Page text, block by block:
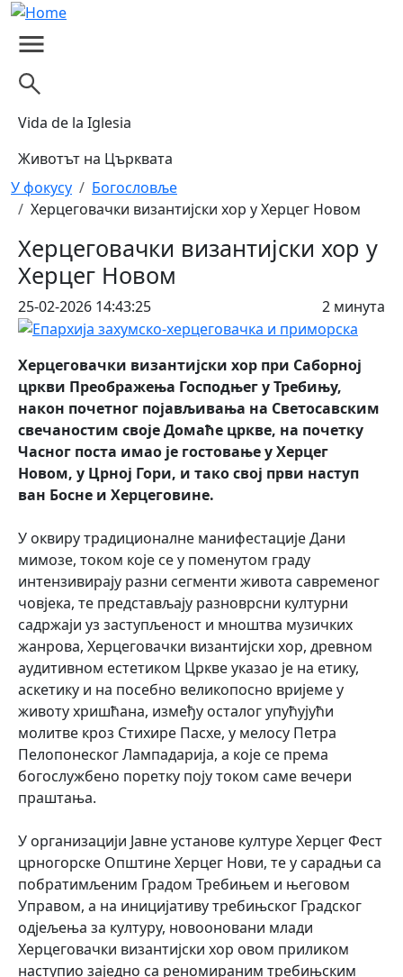
Skip to main content
Vida de la Iglesia
Животът на Църквата
Breadcrumb
У фокусу
Богословље
Херцеговачки византијски хор у Херцег Новом
Херцеговачки византијски хор у
Херцег Новом
25-02-2026 14:43:25 2 минута
Херцеговачки византијски хор при Саборној
цркви Преображења Господњег у Требињу,
након почетног појављивања на Светосавским
свечаностим своје Домаће цркве, на почетку
Часног поста имао је гостовање у Херцег
Новом, у Црној Гори, и тако свој први наступ
ван Босне и Херцеговине.
У оквиру традиционалне манифестације Дани
мимозе, током које се у поменутом граду
интензивирају разни сегменти живота савременог
човјека, те представљају разноврсни културни
садржаји уз заступљеност и мноштва музичких
жанрова, Херцеговачки византијски хор, древном
аудитивном естетиком Цркве указао је на етику,
аскетику и на посебно великопосно вријеме у
животу хришћана, између осталог упућујући
молитве кроз Стихире Пасхе, у мелосу Петра
Пелопонеског Лампадарија, а које се према
богослужбено поретку поју током саме вечери
праштања.
У организацији Јавне установе културе Херцег Фест
црногорске Општине Херцег Нови, те у сарадњи са
побратимљеним Градом Требињем и његовом
Управом, а на иницијативу требињског Градског
одјељења за културу, новооновани млади
Херцеговачки византијски хор овом приликом
наступио заједно са реномираним требињским